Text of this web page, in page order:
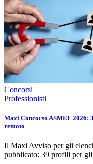
Concorsi
Professionisti
Maxi Concorso ASMEL 2026:
remoto
Il Maxi Avviso per gli
pubblicato: 39 profili per